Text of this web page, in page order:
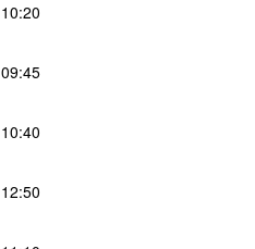
10:20
09:45
10:40
12:50